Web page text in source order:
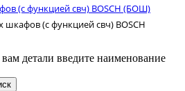
(с функцией свч) BOSCH (БОШ)
(с функцией свч) BOSCH
детали введите наименование